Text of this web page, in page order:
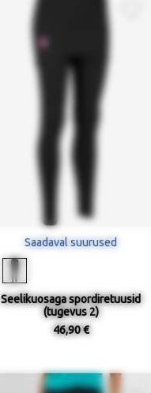
Saadaval suurused
Seelikuosaga spordiretuusid
(tugevus 2)
46,90 €